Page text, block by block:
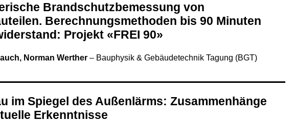
Brandschutzbemessung von
Berechnungsmethoden bis 90 Minuten
Projekt «FREI 90»
Norman Werther – Bauphysik & Gebäudetechnik Tagung (BGT)
im Spiegel des Außenlärms: Zusammenhänge
Erkenntnisse